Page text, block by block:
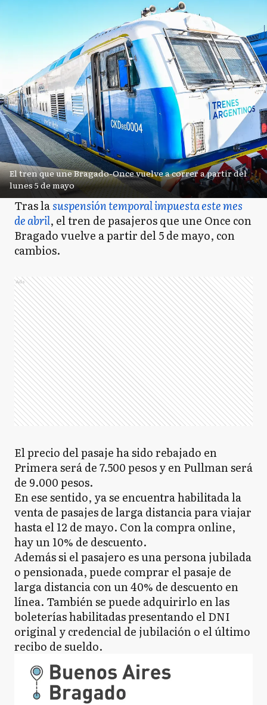
El tren que une Bragado-Once vuelve a correr a partir del
lunes 5 de mayo
Tras lasuspensión temporal impuesta este mes
de abril, el tren de pasajeros que une Once con
Bragado vuelve a partir del 5 de mayo, con
cambios.
Ads
El precio del pasaje ha sido rebajado en
Primera será de 7.500 pesos y en Pullman será
de 9.000 pesos.
En ese sentido, ya se encuentra habilitada la
venta de pasajes de larga distancia para viajar
hasta el 12 de mayo. Con la compra online,
hay un 10% de descuento.
Además si el pasajero es una persona jubilada
o pensionada, puede comprar el pasaje de
larga distancia con un 40% de descuento en
línea. También se puede adquirirlo en las
boleterías habilitadas presentando el DNI
original y credencial de jubilación o el último
recibo de sueldo.